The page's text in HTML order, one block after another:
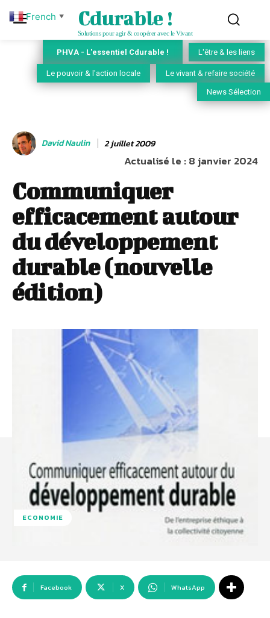
Cdurable !
Solutions pour agir & coopérer avec le Vivant
PHVA - L'essentiel Cdurable ! L'être & les liens
Le pouvoir & l'action locale Le vivant & refaire société
News Sélection
David Naulin 2 juillet 2009
Actualisé le :8 janvier 2024
Communiquer
efficacement autour
du développement
durable (nouvelle
édition)
ECONOMIE
Facebook X WhatsApp
French ▼